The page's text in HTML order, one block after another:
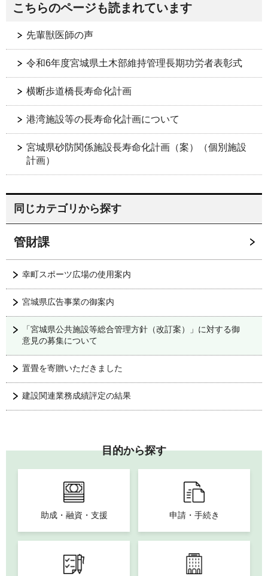
こちらのページも読まれています
先輩獣医師の声
令和6年度宮城県土木部維持管理長期功労者表彰式
横断歩道橋長寿命化計画
港湾施設等の長寿命化計画について
宮城県砂防関係施設長寿命化計画（案）（個別施設
計画）
同じカテゴリから探す
管財課
幸町スポーツ広場の使用案内
宮城県広告事業の御案内
「宮城県公共施設等総合管理方針（改訂案）」に対する御
意見の募集について
置畳を寄贈いただきました
建設関連業務成績評定の結果
目的から探す
助成・融資・支援 申請・手続き